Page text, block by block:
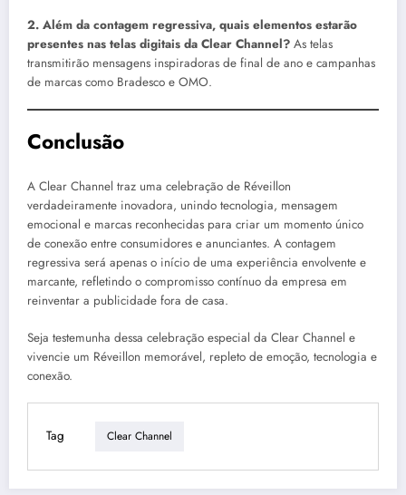
2. Além da contagem regressiva, quais elementos estarão
presentes nas telas digitais da Clear Channel? As telas
transmitirão mensagens inspiradoras de final de ano e campanhas
de marcas como Bradesco e OMO.
Conclusão
A Clear Channel traz uma celebração de Réveillon
verdadeiramente inovadora, unindo tecnologia, mensagem
emocional e marcas reconhecidas para criar um momento único
de conexão entre consumidores e anunciantes. A contagem
regressiva será apenas o início de uma experiência envolvente e
marcante, refletindo o compromisso contínuo da empresa em
reinventar a publicidade fora de casa.
Seja testemunha dessa celebração especial da Clear Channel e
vivencie um Réveillon memorável, repleto de emoção, tecnologia e
conexão.
Tag Clear Channel